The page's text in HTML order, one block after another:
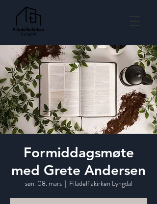
Formiddagsmøte
med Grete Andersen
søn. 08. mars
  |
Filadelfiakirken Lyngdal